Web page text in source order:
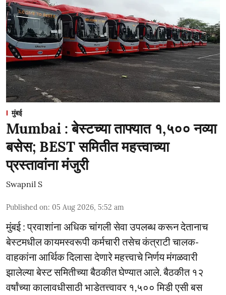
मुंबई
Mumbai : बेस्टच्या ताफ्यात १,५०० नव्या
बसेस; BEST समितीत महत्त्वाच्या
प्रस्तावांना मंजुरी
Swapnil S
Published on: 05 Aug 2026, 5:52 am
मुंबई : प्रवाशांना अधिक चांगली सेवा उपलब्ध करून देतानाच
बेस्टमधील कायमस्वरूपी कर्मचारी तसेच कंत्राटी चालक-
वाहकांना आर्थिक दिलासा देणारे महत्त्वाचे निर्णय मंगळवारी
झालेल्या बेस्ट समितीच्या बैठकीत घेण्यात आले. बैठकीत १२
वर्षांच्या कालावधीसाठी भाडेतत्त्वावर १,५०० मिडी एसी बस